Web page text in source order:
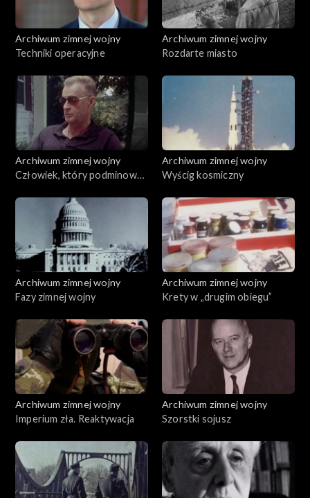
Archiwum zimnej wojny
Techniki operacyjne
Archiwum zimnej wojny
Rozdarte miasto
Archiwum zimnej wojny
Człowiek, który podminował
Archiwum zimnej wojny
Wyścig kosmiczny
Archiwum zimnej wojny
Fazy zimnej wojny
Archiwum zimnej wojny
Krety w „drugim obiegu”
Archiwum zimnej wojny
Imperium zła. Reaktywacja
Archiwum zimnej wojny
Szorstki sojusz